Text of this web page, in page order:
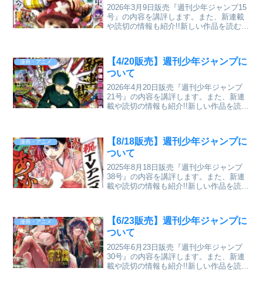
2026年3月9日販売『週刊少年ジャンプ15
号』の内容を講評します。また、新連載
や読切の情報も紹介!!新しい作品を読むの
漫画・アニメ
【4/20販売】週刊少年ジャンプに
ついて
2026年4月20日販売『週刊少年ジャンプ
21号』の内容を講評します。また、新連
載や読切の情報も紹介!!新しい作品を読む
漫画・アニメ
【8/18販売】週刊少年ジャンプに
ついて
2025年8月18日販売『週刊少年ジャンプ
38号』の内容を講評します。また、新連
載や読切の情報も紹介!!新しい作品を読む
漫画・アニメ
【6/23販売】週刊少年ジャンプに
ついて
2025年6月23日販売『週刊少年ジャンプ
30号』の内容を講評します。また、新連
載や読切の情報も紹介!!新しい作品を読む